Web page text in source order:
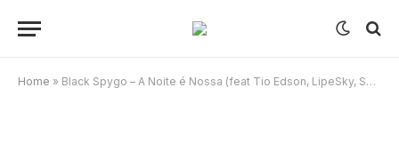
Home » Black Spygo – A Noite é Nossa (feat Tio Edson, LipeSky, Soarito, Duc, Lil Saint, Itary, Florito & Lurdes Bella)